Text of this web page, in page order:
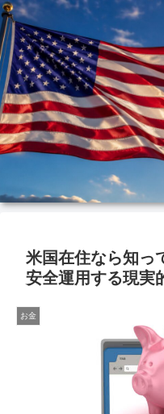
米国在住なら知っ
安全運用する現実
お金